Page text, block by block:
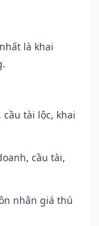
là khai
cầu tài lộc, khai
cầu tài,
nhân giá thú